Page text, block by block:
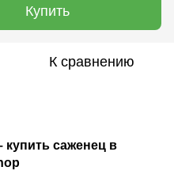
Купить
К сравнению
саженец в